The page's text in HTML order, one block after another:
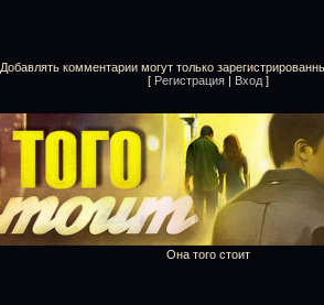
Добавлять комментарии могут только
[ Регистрация | Вход ]
Она того стоит